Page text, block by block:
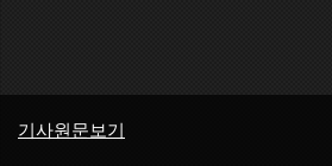
기사원문보기